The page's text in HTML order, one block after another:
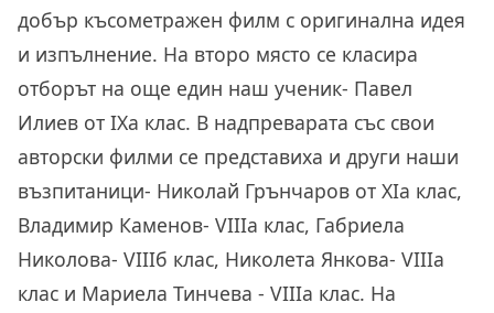
добър късометражен филм с оригинална идея
и изпълнение. На второ място се класира
отборът на още един наш ученик- Павел
Илиев от IXа клас. В надпреварата със свои
авторски филми се представиха и други наши
възпитаници- Николай Грънчаров от XIа клас,
Владимир Каменов- VIIIа клас, Габриела
Николова- VIIIб клас, Николета Янкова- VIIIа
клас и Мариела Тинчева - VIIIа клас. На